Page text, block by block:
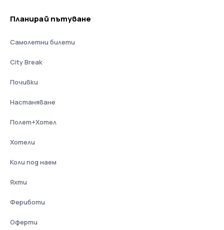
Планирай пътуване
Самолетни билети
City Break
Почивки
Настаняване
Полет+Хотел
Хотели
Коли под наем
Яхти
Фериботи
Оферти